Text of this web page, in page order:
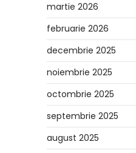
martie 2026
februarie 2026
decembrie 2025
noiembrie 2025
octombrie 2025
septembrie 2025
august 2025